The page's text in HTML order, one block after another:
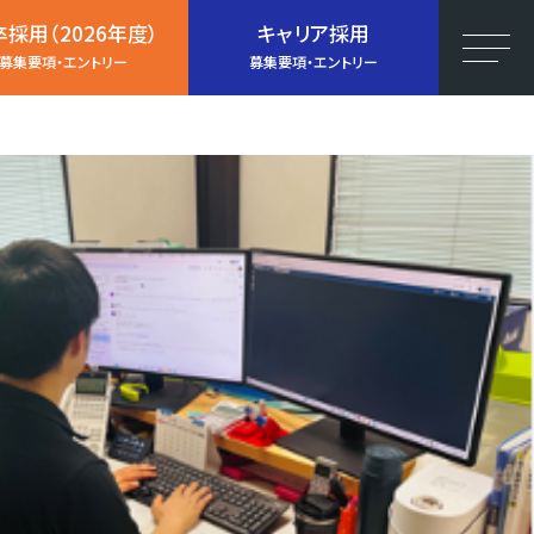
用（2026年度）
募集要項・エントリー
キャリア採用
募集要項・エントリー